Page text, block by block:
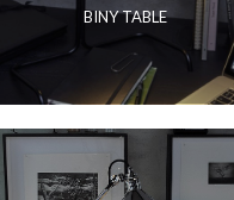
BINY TABLE